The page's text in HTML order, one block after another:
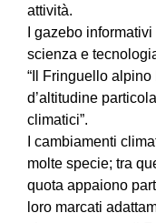
attività.
I gazebo
scienza e
“Il Fringuello
d’altitudine
climatici”.
I cambiamenti
molte specie; tra
quota appaiono
loro marcati